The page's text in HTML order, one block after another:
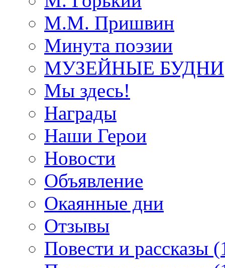
М.М. Пришвин
Минута поэзии
МУЗЕЙНЫЕ БУДНИ
Мы здесь!
Награды
Наши Герои
Новости
Объявление
Окаянные дни
Отзывы
Повести и рассказы